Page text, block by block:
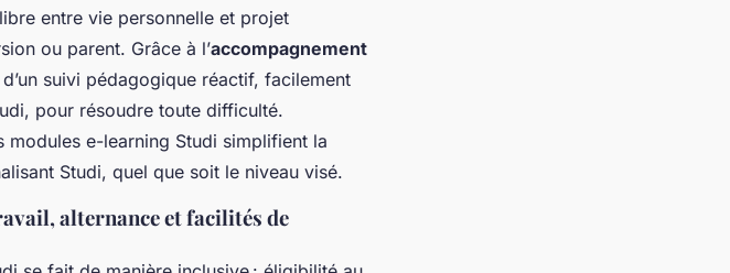
entre vie personnelle et projet
ou parent. Grâce à l’accompagnement
suivi pédagogique réactif, facilement
pour résoudre toute difficulté.
modules e-learning Studi simplifient la
Studi, quel que soit le niveau visé.
alternance et facilités de